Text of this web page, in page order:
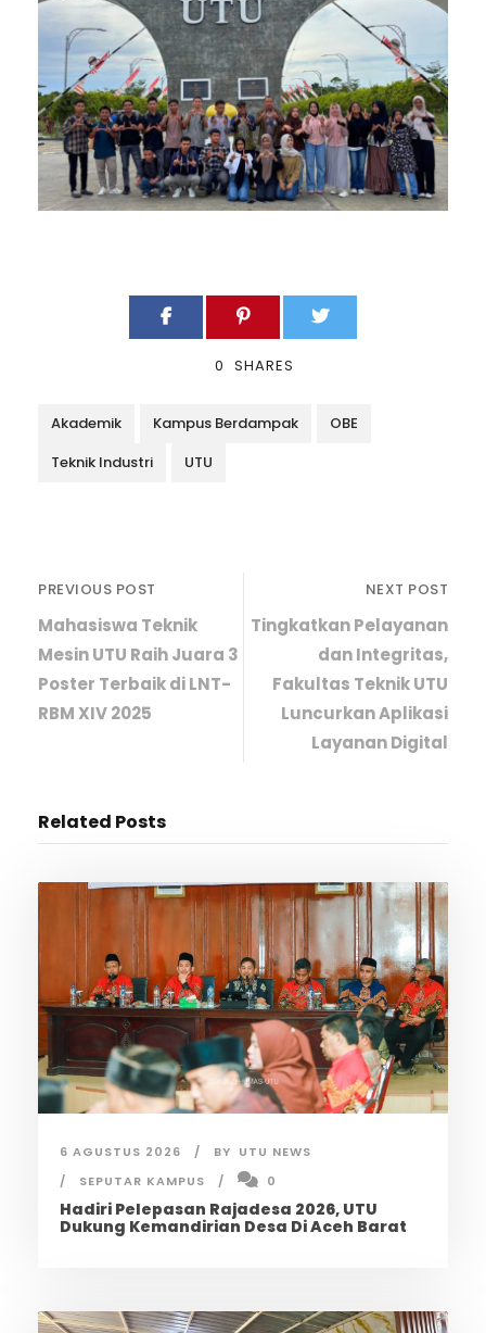
0 SHARES
Akademik Kampus Berdampak
OBE
Teknik Industri
UTU
PREVIOUS POST
Mahasiswa Teknik
Mesin UTU Raih Juara 3
Poster Terbaik di LNT-
RBM XIV 2025
NEXT POST
Tingkatkan Pelayanan
dan Integritas,
Fakultas Teknik UTU
Luncurkan Aplikasi
Layanan Digital
Related Posts
6 AGUSTUS 2026 BY UTU NEWS
SEPUTAR KAMPUS
0
Hadiri Pelepasan Rajadesa 2026, UTU
Dukung Kemandirian Desa Di Aceh Barat